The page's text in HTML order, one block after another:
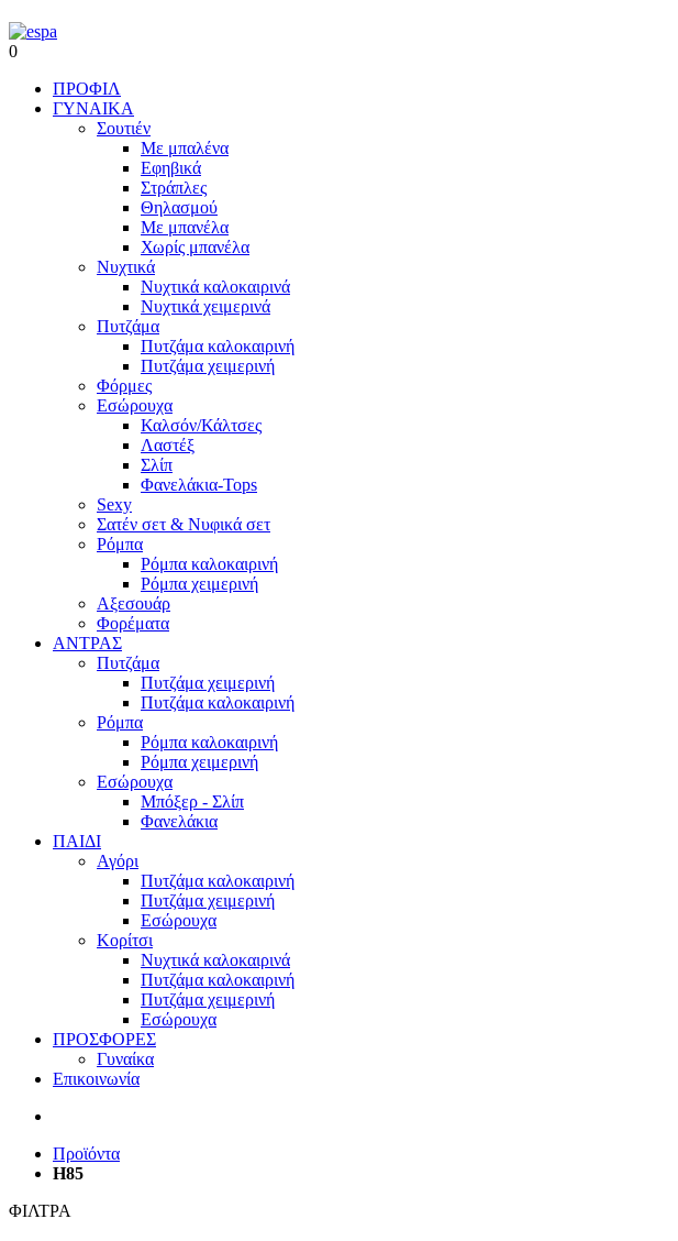
0
ΠΡΟΦΙΛ
ΓΥΝΑΙΚΑ
Σουτιέν
Με μπαλένα
Εφηβικά
Στράπλες
Θηλασμού
Με μπανέλα
Χωρίς μπανέλα
Νυχτικά
Νυχτικά καλοκαιρινά
Νυχτικά χειμερινά
Πυτζάμα
Πυτζάμα καλοκαιρινή
Πυτζάμα χειμερινή
Φόρμες
Εσώρουχα
Καλσόν/Κάλτσες
Λαστέξ
Σλίπ
Φανελάκια-Tops
Sexy
Σατέν σετ & Νυφικά σετ
Ρόμπα
Ρόμπα καλοκαιρινή
Ρόμπα χειμερινή
Αξεσουάρ
Φορέματα
ΑΝΤΡΑΣ
Πυτζάμα
Πυτζάμα χειμερινή
Πυτζάμα καλοκαιρινή
Ρόμπα
Ρόμπα καλοκαιρινή
Ρόμπα χειμερινή
Εσώρουχα
Μπόξερ - Σλίπ
Φανελάκια
ΠΑΙΔΙ
Αγόρι
Πυτζάμα καλοκαιρινή
Πυτζάμα χειμερινή
Εσώρουχα
Κορίτσι
Νυχτικά καλοκαιρινά
Πυτζάμα καλοκαιρινή
Πυτζάμα χειμερινή
Εσώρουχα
ΠΡΟΣΦΟΡΕΣ
Γυναίκα
Επικοινωνία
Προϊόντα
H85
ΦΙΛΤΡΑ